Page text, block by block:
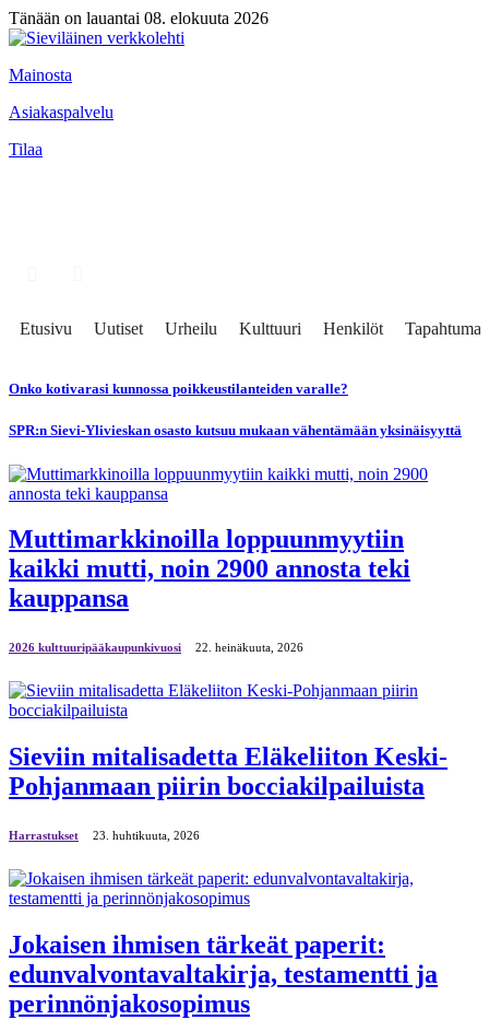
Tänään on lauantai 08. elokuuta 2026
Mainosta
Asiakaspalvelu
Tilaa
Etusivu Uutiset Urheilu Kulttuuri Henkilöt Tapahtumat
Onko kotivarasi kunnossa poikkeustilanteiden varalle?
SPR:n Sievi-Ylivieskan osasto kutsuu mukaan vähentämään yksinäisyyttä
Muttimarkkinoilla loppuunmyytiin
kaikki mutti, noin 2900 annosta teki
kauppansa
2026 kulttuuripääkaupunkivuosi 22. heinäkuuta, 2026
Sieviin mitalisadetta Eläkeliiton Keski-
Pohjanmaan piirin bocciakilpailuista
Harrastukset 23. huhtikuuta, 2026
Jokaisen ihmisen tärkeät paperit:
edunvalvontavaltakirja, testamentti ja
perinnönjakosopimus